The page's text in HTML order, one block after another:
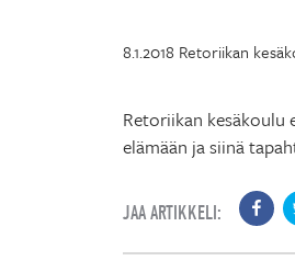
8.1.2018 Retoriikan
Retoriikan kesäkoulu
elämään ja siinä
JAA ARTIKKELI: